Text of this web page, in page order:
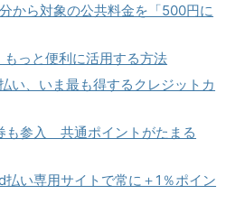
から対象の公共料金を「500円に
っと便利に活用する方法
い、いま最も得するクレジットカ
も参入 共通ポイントがたまる
い専用サイトで常に＋1％ポイン